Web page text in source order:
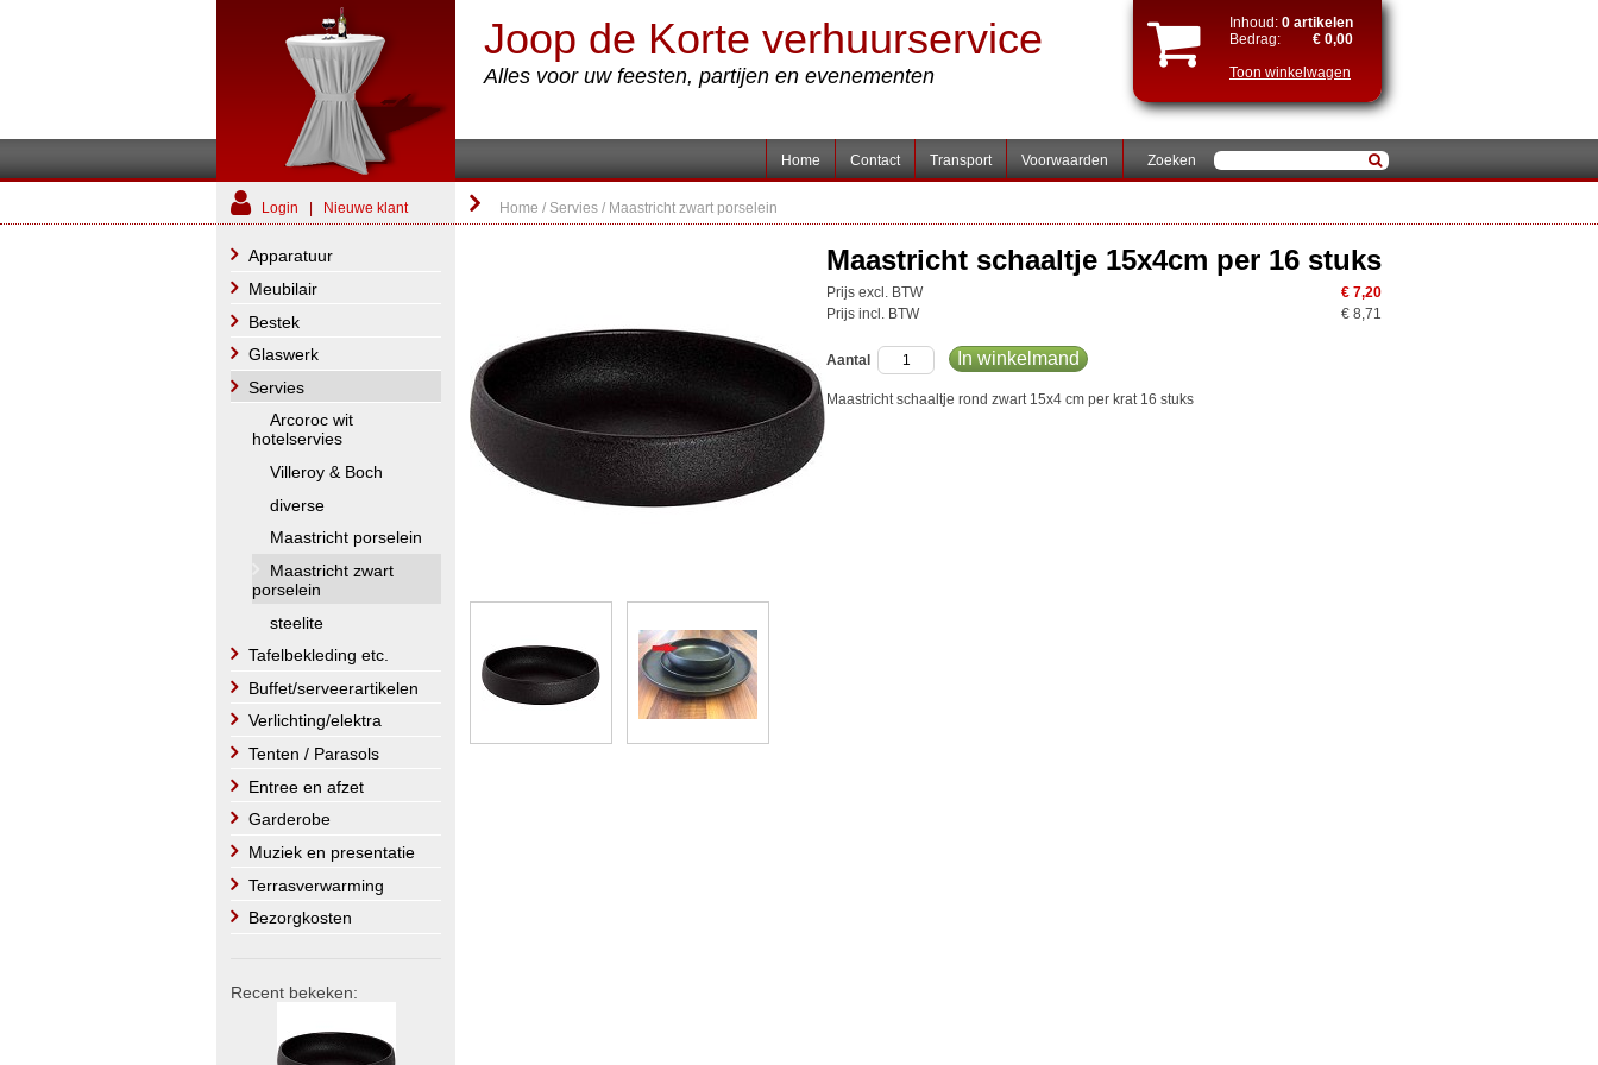
Joop de Korte verhuurservice
Alles voor uw feesten, partijen en evenementen
Inhoud: 0 artikelen
Bedrag:
€ 0,00
Toon winkelwagen
Zoeken
Home Contact Transport Voorwaarden
Login Nieuwe klant Home / Servies / Maastricht zwart porselein
Apparatuur
Meubilair
Bestek
Glaswerk
Servies
Arcoroc wit
hotelservies
Villeroy & Boch
diverse
Maastricht porselein
Maastricht zwart
porselein
steelite
Tafelbekleding etc.
Buffet/serveerartikelen
Verlichting/elektra
Tenten / Parasols
Entree en afzet
Garderobe
Muziek en presentatie
Terrasverwarming
Bezorgkosten
Recent bekeken:
Maastricht schaaltje 15x4cm per 16 stuks
Prijs excl. BTW
€ 7,20
Prijs incl. BTW
€ 8,71
Aantal In winkelmand
Maastricht schaaltje rond zwart 15x4 cm per krat 16 stuks